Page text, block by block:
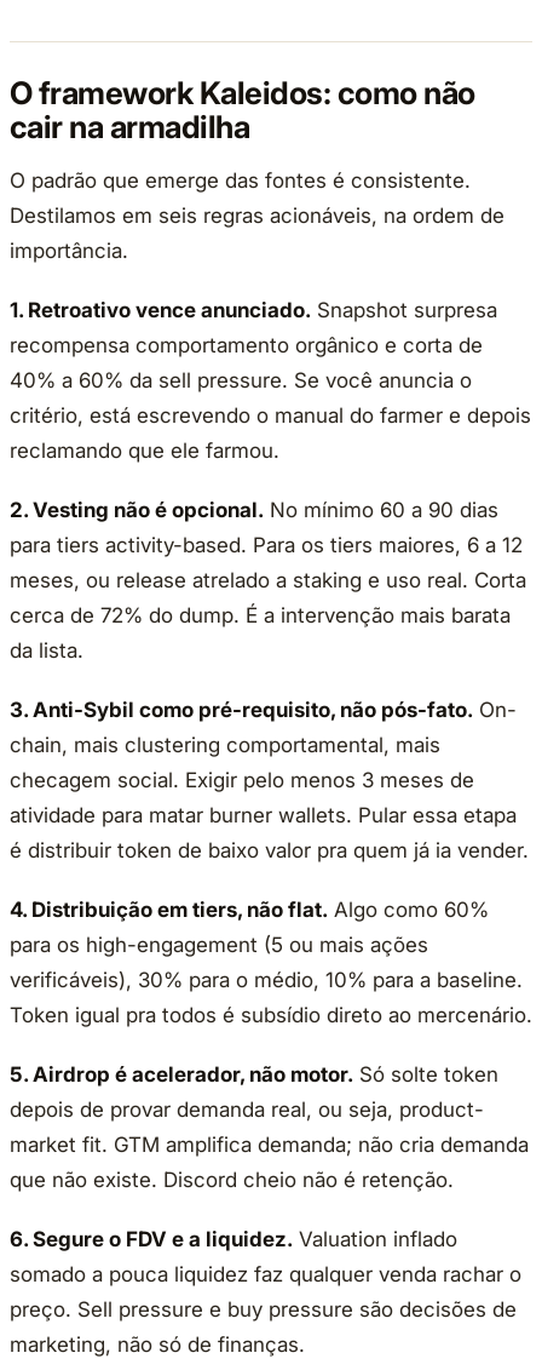
O framework Kaleidos: como não
cair na armadilha
O padrão que emerge das fontes é consistente.
Destilamos em seis regras acionáveis, na ordem de
importância.
1. Retroativo vence anunciado. Snapshot surpresa
recompensa comportamento orgânico e corta de
40% a 60% da sell pressure. Se você anuncia o
critério, está escrevendo o manual do farmer e depois
reclamando que ele farmou.
2. Vesting não é opcional. No mínimo 60 a 90 dias
para tiers activity-based. Para os tiers maiores, 6 a 12
meses, ou release atrelado a staking e uso real. Corta
cerca de 72% do dump. É a intervenção mais barata
da lista.
3. Anti-Sybil como pré-requisito, não pós-fato. On-
chain, mais clustering comportamental, mais
checagem social. Exigir pelo menos 3 meses de
atividade para matar burner wallets. Pular essa etapa
é distribuir token de baixo valor pra quem já ia vender.
4. Distribuição em tiers, não flat. Algo como 60%
para os high-engagement (5 ou mais ações
verificáveis), 30% para o médio, 10% para a baseline.
Token igual pra todos é subsídio direto ao mercenário.
5. Airdrop é acelerador, não motor. Só solte token
depois de provar demanda real, ou seja, product-
market fit. GTM amplifica demanda; não cria demanda
que não existe. Discord cheio não é retenção.
6. Segure o FDV e a liquidez. Valuation inflado
somado a pouca liquidez faz qualquer venda rachar o
preço. Sell pressure e buy pressure são decisões de
marketing, não só de finanças.